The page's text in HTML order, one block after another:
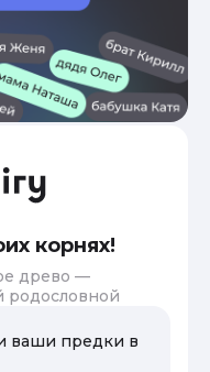
корнях!
древо —
родословной
ваши предки в